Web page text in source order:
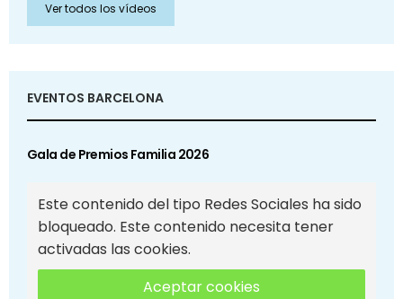
Ver todos los vídeos
EVENTOS BARCELONA
Gala de Premios Familia 2026
Este contenido del tipo Redes Sociales ha sido
bloqueado. Este contenido necesita tener
activadas las cookies.
Aceptar cookies